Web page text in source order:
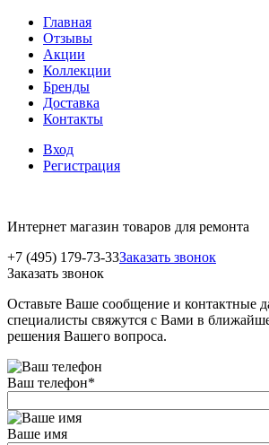
Главная
Отзывы
Акции
Коллекции
Бренды
Доставка
Контакты
Вход
Регистрация
Интернет магазин товаров для ремонта
+7 (495) 179-73-33Заказать звонок
Заказать звонок
Оставьте Ваше сообщение и контактные
специалисты свяжутся с Вами в
решения Вашего вопроса.
Ваш телефон*
Ваше имя